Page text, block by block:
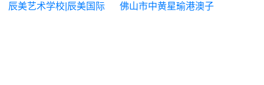
辰美艺术学校|辰美国际
佛山市中黄星瑜港澳子